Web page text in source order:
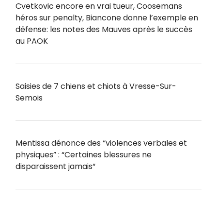
Cvetkovic encore en vrai tueur, Coosemans
héros sur penalty, Biancone donne l’exemple en
défense: les notes des Mauves après le succès
au PAOK
Saisies de 7 chiens et chiots à Vresse-Sur-
Semois
Mentissa dénonce des “violences verbales et
physiques” : “Certaines blessures ne
disparaissent jamais“